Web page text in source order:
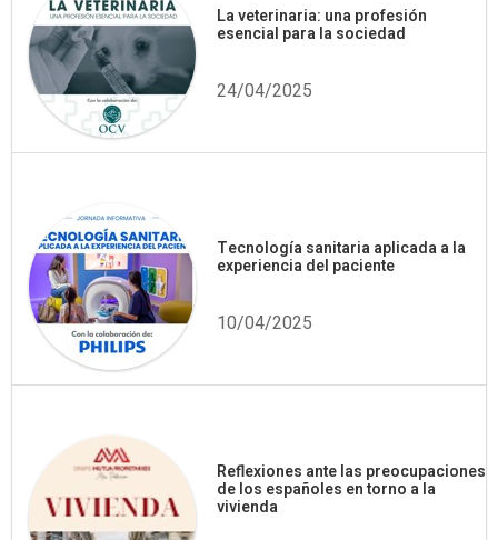
La veterinaria: una profesión
esencial para la sociedad
24/04/2025
Tecnología sanitaria aplicada a la
experiencia del paciente
10/04/2025
Reflexiones ante las preocupaciones
de los españoles en torno a la
vivienda